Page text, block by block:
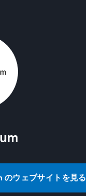
ウェブサイトを見る